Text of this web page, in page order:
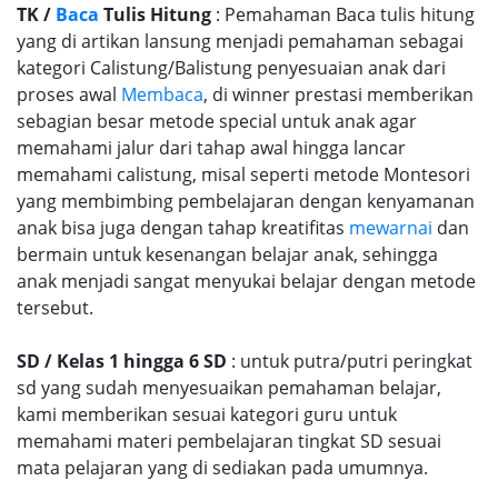
TK / Baca Tulis Hitung : Pemahaman Baca tulis hitung
yang di artikan lansung menjadi pemahaman sebagai
kategori Calistung/Balistung penyesuaian anak dari
proses awal Membaca, di winner prestasi memberikan
sebagian besar metode special untuk anak agar
memahami jalur dari tahap awal hingga lancar
memahami calistung, misal seperti metode Montesori
yang membimbing pembelajaran dengan kenyamanan
anak bisa juga dengan tahap kreatifitas mewarnai dan
bermain untuk kesenangan belajar anak, sehingga
anak menjadi sangat menyukai belajar dengan metode
tersebut.
SD / Kelas 1 hingga 6 SD : untuk putra/putri peringkat
sd yang sudah menyesuaikan pemahaman belajar,
kami memberikan sesuai kategori guru untuk
memahami materi pembelajaran tingkat SD sesuai
mata pelajaran yang di sediakan pada umumnya.